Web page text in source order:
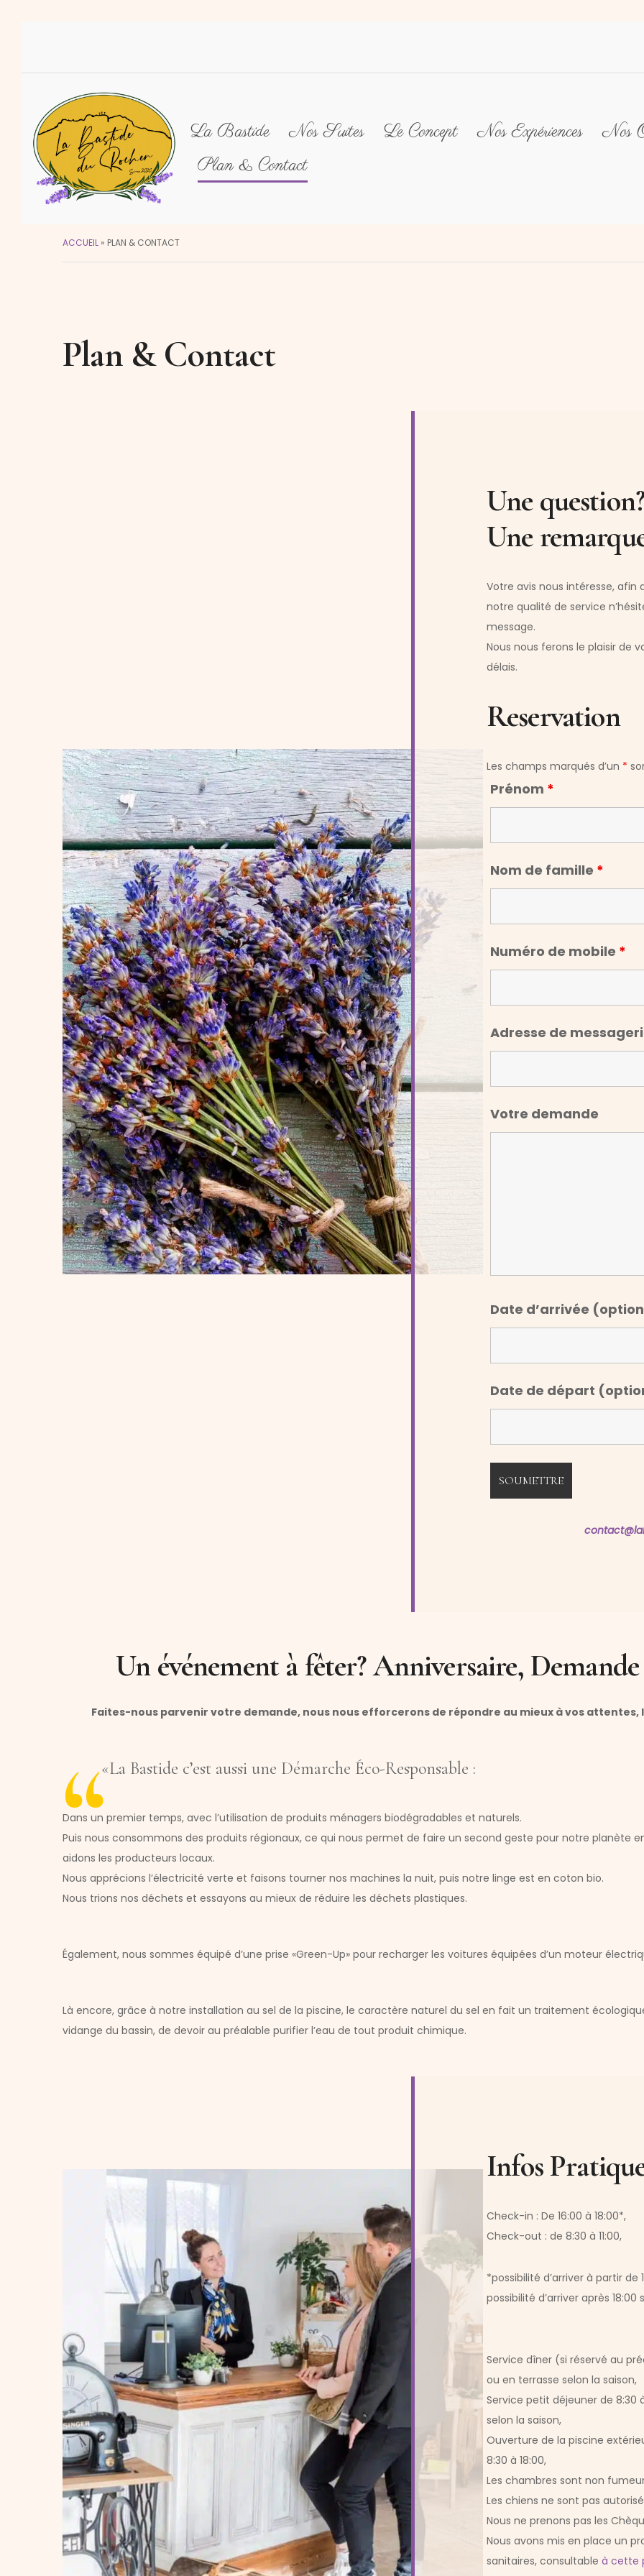
La Bastide Nos Suites Le Concept Nos Expériences
Nos
Plan & Contact
ACCUEIL » PLAN & CONTACT
Plan & Contact
Une
Une
Votre avis nous intéresse, afin
notre qualité de service
message.
Nous nous ferons le plaisir de
délais.
Reservation
Les champs marqués d’un *
Prénom *
Nom de famille *
Numéro de mobile *
Adresse de
Votre demande
Date d’arrivée
Date de départ
Un événement à fêter? Anniversaire,
Faites-nous parvenir votre demande, nous nous efforcerons de répondre au mieux à vos attentes,
«La Bastide c’est aussi une Démarche Éco-Responsable :
Dans un premier temps, avec l’utilisation de produits ménagers biodégradables et naturels.
Puis nous consommons des produits régionaux, ce qui nous permet de faire un second geste pour notre planète
aidons les producteurs locaux.
Nous apprécions l’électricité verte et faisons tourner nos machines la nuit, puis notre linge est en coton bio.
Nous trions nos déchets et essayons au mieux de réduire les déchets plastiques.
Également, nous sommes équipé d’une prise «Green-Up» pour recharger les voitures équipées d’un moteur
Là encore, grâce à notre installation au sel de la piscine, le caractère naturel du sel en fait un traitement
vidange du bassin, de devoir au préalable purifier l’eau de tout produit chimique.
Check-in : De 16:00 à 18:00*,
Check-out : de 8:30 à 11:00,
*possibilité d’arriver à partir
possibilité d’arriver après
Service dîner (si réservé au
ou en terrasse selon la saison,
Service petit déjeuner de 8:30
selon la saison,
Ouverture de la piscine
8:30 à 18:00,
Les chambres sont non
Les chiens ne sont pas
Nous ne prenons pas les
Nous avons mis en place un
sanitaires, consultable à cette